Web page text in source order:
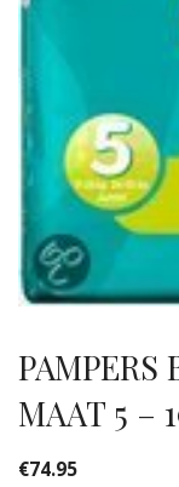
PAMPERS
MAAT 5 –
€74.95